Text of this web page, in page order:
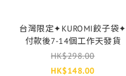
台灣限定✦KUROMI餃子袋✦
付款後7-14個工作天發貨
HK$298.00
HK$148.00